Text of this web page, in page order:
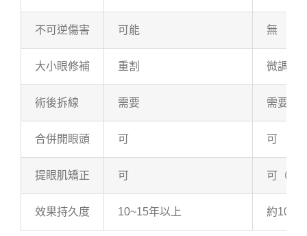
不可逆傷害 可能 無
大小眼修補 重割 微調
術後拆線 需要 需要
合併開眼頭 可 可
提眼肌矯正 可 可（迷
效果持久度 10~15年以上 約10年